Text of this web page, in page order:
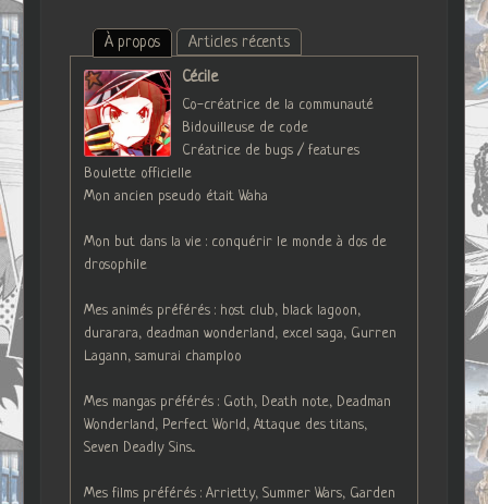
À propos
Articles récents
Cécile
Co-créatrice de la communauté
Bidouilleuse de code
Créatrice de bugs / features
Boulette officielle
Mon ancien pseudo était Waha
Mon but dans la vie : conquérir le monde à dos de
drosophile
Mes animés préférés : host club, black lagoon,
durarara, deadman wonderland, excel saga, Gurren
Lagann, samurai champloo
Mes mangas préférés : Goth, Death note, Deadman
Wonderland, Perfect World, Attaque des titans,
Seven Deadly Sins...
Mes films préférés : Arrietty, Summer Wars, Garden